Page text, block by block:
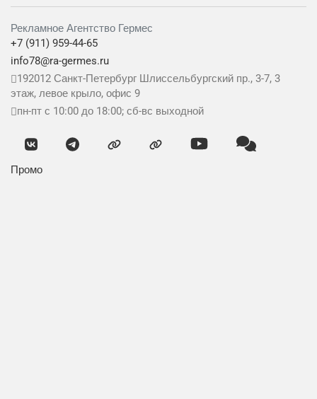
Рекламное Агентство Гермес
+7 (911) 959-44-65
info78@ra-germes.ru
192012 Санкт-Петербург Шлиссельбургский пр., 3-7, 3
этаж, левое крыло, офис 9
пн-пт с 10:00 до 18:00; сб-вс выходной
Промо